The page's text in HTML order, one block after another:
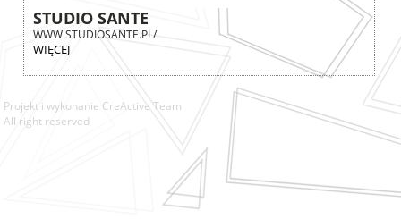
STUDIO SANTE
WWW.STUDIOSANTE.PL/
WIĘCEJ
Projekt i wykonanie CreActive Team
All right reserved